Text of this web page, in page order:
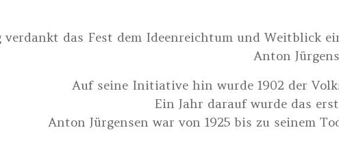
verdankt das Fest dem Ideenreichtum und Weitblick
Anton
Auf seine Initiative hin wurde 1902 der
Ein Jahr darauf wurde das
Anton Jürgensen war von 1925 bis zu seinem